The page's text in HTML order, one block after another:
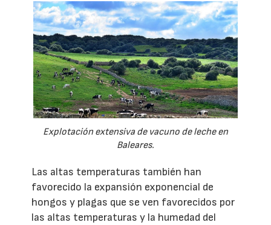
Explotación extensiva de vacuno de leche en
Baleares.
Las altas temperaturas también han
favorecido la expansión exponencial de
hongos y plagas que se ven favorecidos por
las altas temperaturas y la humedad del